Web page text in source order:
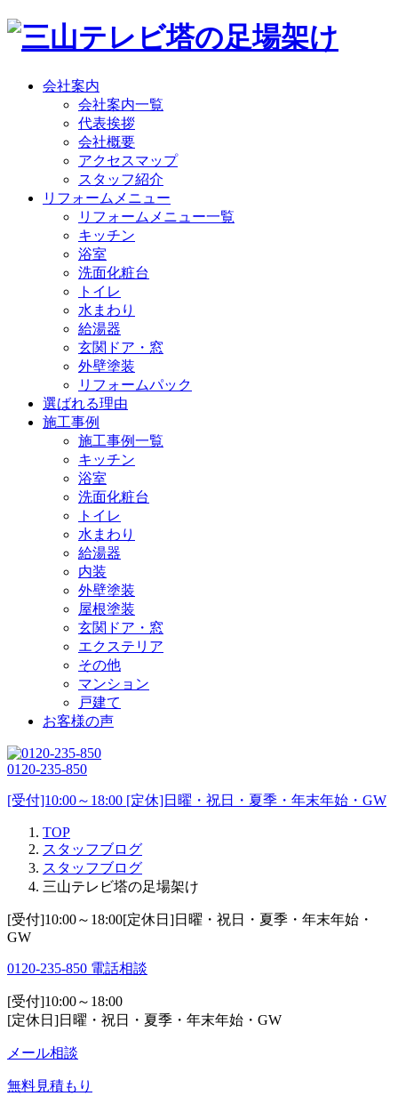
会社案内
会社案内一覧
代表挨拶
会社概要
アクセスマップ
スタッフ紹介
リフォームメニュー
リフォームメニュー一覧
キッチン
浴室
洗面化粧台
トイレ
水まわり
給湯器
玄関ドア・窓
外壁塗装
リフォームパック
選ばれる理由
施工事例
施工事例一覧
キッチン
浴室
洗面化粧台
トイレ
水まわり
給湯器
内装
外壁塗装
屋根塗装
玄関ドア・窓
エクステリア
その他
マンション
戸建て
お客様の声
0120-235-850
[受付]10:00～18:00 [定休]日曜・祝日・夏季・年末年始・GW
TOP
スタッフブログ
スタッフブログ
三山テレビ塔の足場架け
[受付]10:00～18:00[定休日]日曜・祝日・夏季・年末年始・
GW
0120-235-850 電話相談
[受付]10:00～18:00
[定休日]日曜・祝日・夏季・年末年始・GW
メール相談
無料見積もり